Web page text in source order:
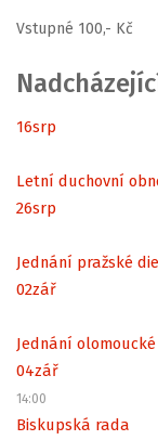
Vstupné 100,- Kč
16srp
Letní duchovní
26srp
Jednání pražské
02zář
Jednání
04zář
14:00
Biskupská rada